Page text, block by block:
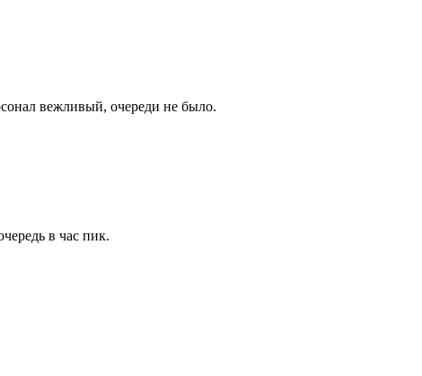
вежливый, очереди не было.
в час пик.